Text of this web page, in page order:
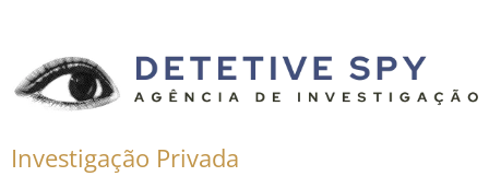
Investigação Privada